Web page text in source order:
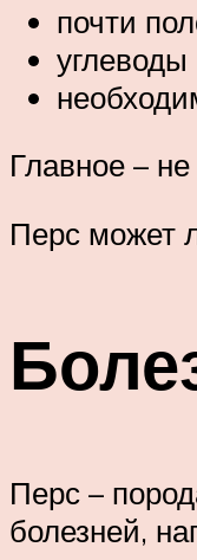
почти
Главное –
Перс может
Перс –
болезней,